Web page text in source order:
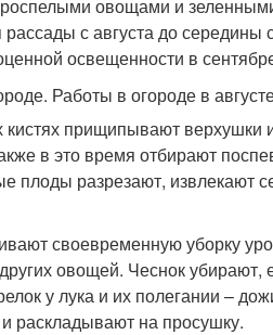
овощами и
с августа до середины
освещенности в
прищипывают верхушки
в это время отбирают
плоды разрезают, извлекают
своевременную уборку
овощей. Чеснок убирают,
у лука и их полегании –
раскладывают на просушку.